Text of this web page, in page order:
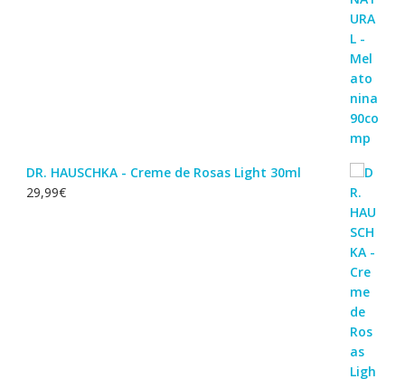
DR. HAUSCHKA - Creme de Rosas Light 30ml
29,99€